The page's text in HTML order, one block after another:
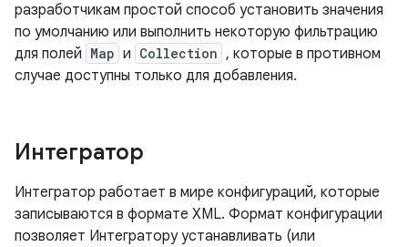
разработчикам простой способ установить значения
по умолчанию или выполнить некоторую фильтрацию
для полей Map и Collection , которые в противном
случае доступны только для добавления.
Интегратор
Интегратор работает в мире конфигураций, которые
записываются в формате XML. Формат конфигурации
позволяет Интегратору устанавливать (или